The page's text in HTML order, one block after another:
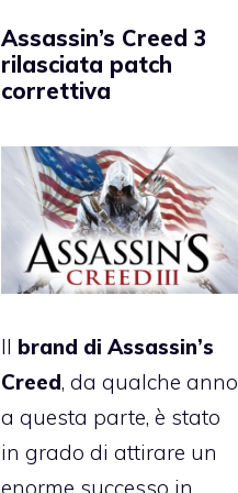
Assassin’s Creed 3
rilasciata patch
correttiva
Il brand di Assassin’s
Creed, da qualche anno
a questa parte, è stato
in grado di attirare un
enorme successo in